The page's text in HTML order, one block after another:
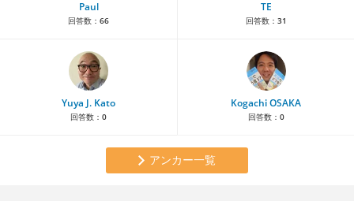
Paul
回答数： 66
TE
回答数： 31
Yuya J. Kato
回答数： 0
Kogachi OSAKA
回答数： 0
アンカー一覧